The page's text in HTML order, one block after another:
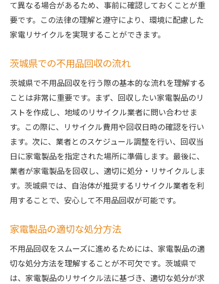
リサイクルの手順
リサイクルのスケジュール作成
出張回収サービスの利用法
家電リサイクル券の購入手順
リサイクル品の梱包と運搬方法
リサイクル手続きの完了までの流れ
茨城県の住民必見の不用品回収と家電リサイク
ルのポイント
リサイクルの重要性とその理由
処分すべき家電のリスト
不用品回収に役立つツールとアプリ
リサイクルに関する法律と規制
茨城県のリサイクル支援サービス
茨城県で不用品回収を依頼する際のステップバ
イステップガイド
て異なる場合があるため、事前に確認しておくことが重
要です。この法律の理解と遵守により、環境に配慮した
家電リサイクルを実現することができます。
茨城県での不用品回収の流れ
茨城県で不用品回収を行う際の基本的な流れを理解する
ことは非常に重要です。まず、回収したい家電製品のリ
ストを作成し、地域のリサイクル業者に問い合わせま
す。この際に、リサイクル費用や回収日時の確認を行い
ます。次に、業者とのスケジュール調整を行い、回収当
日に家電製品を指定された場所に準備します。最後に、
業者が家電製品を回収し、適切に処分・リサイクルしま
す。茨城県では、自治体が推奨するリサイクル業者を利
用することで、安心して不用品回収が可能です。
家電製品の適切な処分方法
不用品回収をスムーズに進めるためには、家電製品の適
切な処分方法を理解することが不可欠です。茨城県で
は、家電製品のリサイクル法に基づき、適切な処分が求